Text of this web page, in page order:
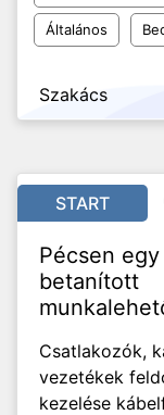
Általános
Szakács
START
Pécsen
betanított
Csatlakozók,
vezetékek
kezelése